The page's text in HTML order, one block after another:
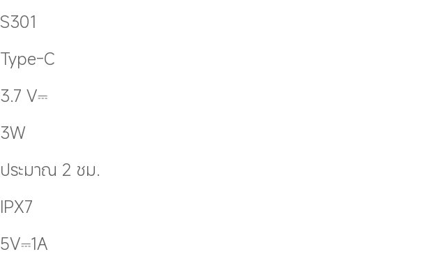
S301
Type-C
3.7 V⎓
3W
ประมาณ 2 ชม.
IPX7
5V⎓1A